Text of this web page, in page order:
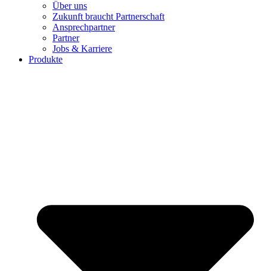
Über uns
Zukunft braucht Partnerschaft
Ansprechpartner
Partner
Jobs & Karriere
Produkte